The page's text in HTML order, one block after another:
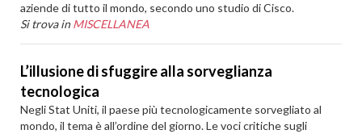
aziende di tutto il mondo, secondo uno studio di Cisco.
Si trova in MISCELLANEA
L’illusione di sfuggire alla sorveglianza
tecnologica
Negli Stat Uniti, il paese più tecnologicamente sorvegliato al
mondo, il tema è all’ordine del giorno. Le voci critiche sugli